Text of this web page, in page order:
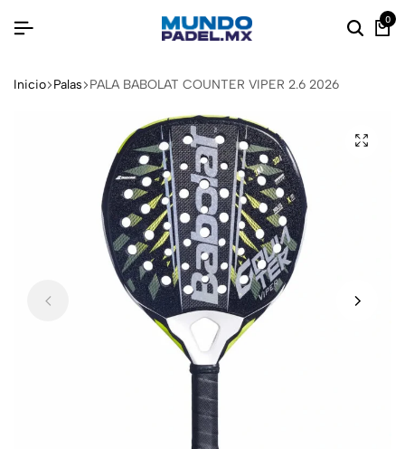
0
Inicio Palas PALA BABOLAT COUNTER VIPER 2.6 2026